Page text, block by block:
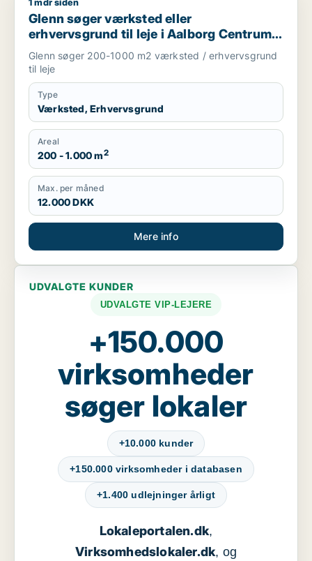
Glenn søger værksted eller erhvervsgrund til leje i Aalborg
Glenn søger værksted eller
erhvervsgrund til leje i Aalborg Centrum,
Aalborg SV eller Aalborg SØ m.fl.
Glenn søger 200-1000 m2 værksted / erhvervsgrund
til leje
Type
Værksted, Erhvervsgrund
Areal
200 - 1.000 m2
Max. per måned
12.000 DKK
Mere info
UDVALGTE KUNDER
UDVALGTE VIP-LEJERE
+150.000
virksomheder
søger lokaler
+10.000 kunder
+150.000 virksomheder i databasen
+1.400 udlejninger årligt
Lokaleportalen.dk,
Virksomhedslokaler.dk, og